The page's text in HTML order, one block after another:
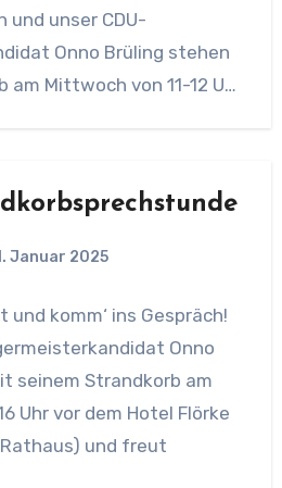
und unser CDU-
Onno Brüling stehen
Mittwoch von 11-12 Uhr
Januar 2025
und komm‘ ins Gespräch!
Onno
seinem Strandkorb am
Uhr vor dem Hotel Flörke
und freut